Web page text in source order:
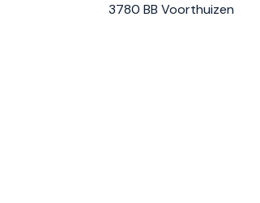
3780 BB Voorthuizen